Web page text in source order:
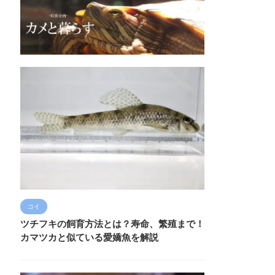
コイ
ツチフキの飼育方法とは？寿命、繁殖まで！
カマツカと似ている愛嬌魚を解説